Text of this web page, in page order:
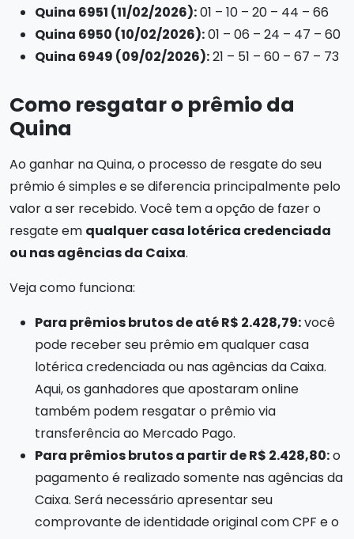
Quina 6951 (11/02/2026):01 – 10 – 20 – 44 – 66
Quina 6950 (10/02/2026):01 – 06 – 24 – 47 – 60
Quina 6949 (09/02/2026):21 – 51 – 60 – 67 – 73
Como resgatar o prêmio da
Quina
Ao ganhar na Quina, o processo de resgate do seu
prêmio é simples e se diferencia principalmente pelo
valor a ser recebido. Você tem a opção de fazer o
resgate em qualquer casa lotérica credenciada
ou nas agências da Caixa.
Veja como funciona:
Para prêmios brutos de até R$ 2.428,79:você
pode receber seu prêmio em qualquer casa
lotérica credenciada ou nas agências da Caixa.
Aqui, os ganhadores que apostaram online
também podem resgatar o prêmio via
transferência ao Mercado Pago.
Para prêmios brutos a partir de R$ 2.428,80:o
pagamento é realizado somente nas agências da
Caixa. Será necessário apresentar seu
comprovante de identidade original com CPF e o